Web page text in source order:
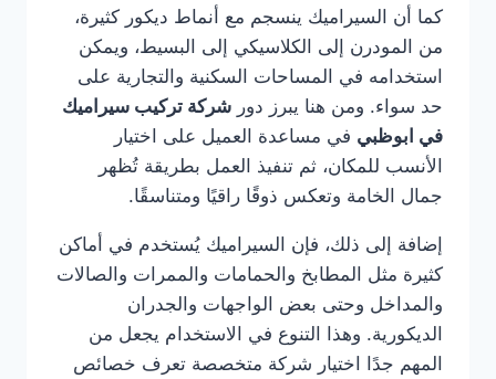
كما أن السيراميك ينسجم مع أنماط ديكور كثيرة،
من المودرن إلى الكلاسيكي إلى البسيط، ويمكن
استخدامه في المساحات السكنية والتجارية على
حد سواء. ومن هنا يبرز دور شركة تركيب سيراميك
في ابوظبي في مساعدة العميل على اختيار
الأنسب للمكان، ثم تنفيذ العمل بطريقة تُظهر
جمال الخامة وتعكس ذوقًا راقيًا ومتناسقًا.
إضافة إلى ذلك، فإن السيراميك يُستخدم في أماكن
كثيرة مثل المطابخ والحمامات والممرات والصالات
والمداخل وحتى بعض الواجهات والجدران
الديكورية. وهذا التنوع في الاستخدام يجعل من
المهم جدًا اختيار شركة متخصصة تعرف خصائص